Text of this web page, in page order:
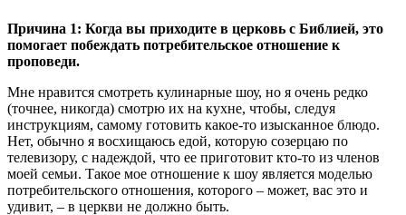
Причина 1: Когда вы приходите в церковь с Библией, это
помогает побеждать потребительское отношение к
проповеди.
Мне нравится смотреть кулинарные шоу, но я очень редко
(точнее, никогда) смотрю их на кухне, чтобы, следуя
инструкциям, самому готовить какое-то изысканное блюдо.
Нет, обычно я восхищаюсь едой, которую созерцаю по
телевизору, с надеждой, что ее приготовит кто-то из членов
моей семьи. Такое мое отношение к шоу является моделью
потребительского отношения, которого – может, вас это и
удивит, – в церкви не должно быть.